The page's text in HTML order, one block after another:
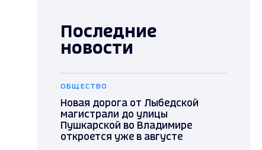
Последние
новости
ОБЩЕСТВО
Новая дорога от Лыбедской
магистрали до улицы
Пушкарской во Владимире
откроется уже в августе